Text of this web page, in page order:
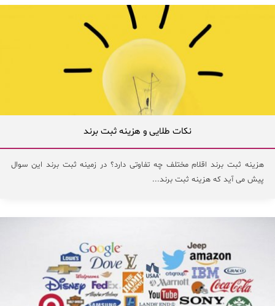
نکات طلایی و هزینه ثبت برند
هزینه ثبت برند اقلام مختلف چه تفاوتی دارد؟ در زمینه ثبت برند این سوال
پیش می آید که هزینه ثبت برند...